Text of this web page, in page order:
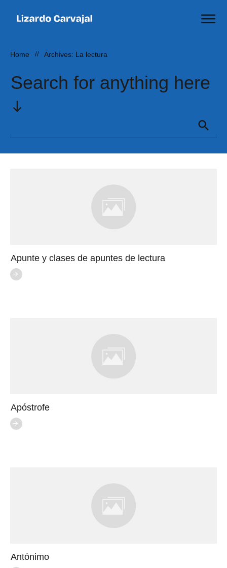
Home // Archives: La lectura
Search for anything here
Apunte y clases de apuntes de lectura
Apóstrofe
Antónimo